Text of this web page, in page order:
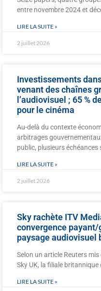
entre novembre 2024 et
LIRE LA SUITE »
2 juillet 2026
Investissements
venant des chaînes
l’audiovisuel ; 65 %
pour le cinéma
Au-delà du contexte
arbitrages
public, plusieurs
LIRE LA SUITE »
2 juillet 2026
Sky rachète ITV
convergence
paysage audiovisuel
Selon un article Reuters
Sky UK, la filiale britannique
LIRE LA SUITE »